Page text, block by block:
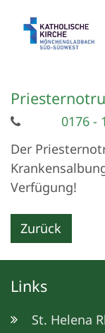
0176 -
Der
Verfügung!
Zurück
Links
St. Helena